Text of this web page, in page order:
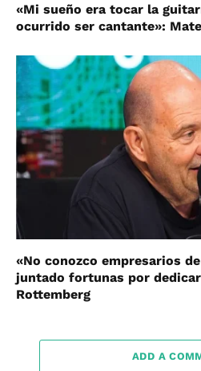
«Mi sueño era tocar la
ocurrido ser cantante»:
«No conozco empresarios
juntado fortunas por
Rottemberg
ADD A